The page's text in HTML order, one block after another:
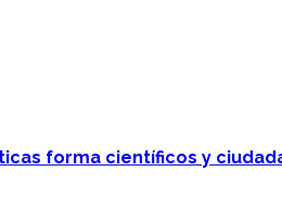
forma científicos y